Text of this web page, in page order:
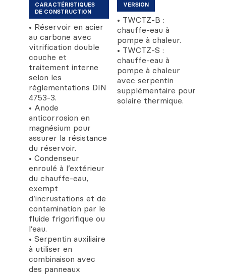
CARACTÉRISTIQUES
DE CONSTRUCTION
• Réservoir en acier
au carbone avec
vitrification double
couche et
traitement interne
selon les
réglementations DIN
4753-3.
• Anode
anticorrosion en
magnésium pour
assurer la résistance
du réservoir.
• Condenseur
enroulé à l’extérieur
du chauffe-eau,
exempt
d’incrustations et de
contamination par le
fluide frigorifique ou
l’eau.
• Serpentin auxiliaire
à utiliser en
combinaison avec
des panneaux
VERSION
• TWCTZ-B :
chauffe-eau à
pompe à chaleur.
• TWCTZ-S :
chauffe-eau à
pompe à chaleur
avec serpentin
supplémentaire pour
solaire thermique.